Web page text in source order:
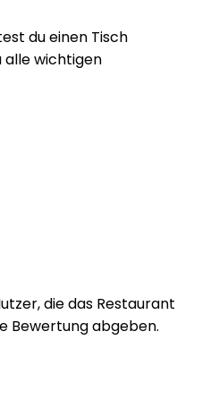
du einen Tisch
alle wichtigen
die das Restaurant
Bewertung abgeben.